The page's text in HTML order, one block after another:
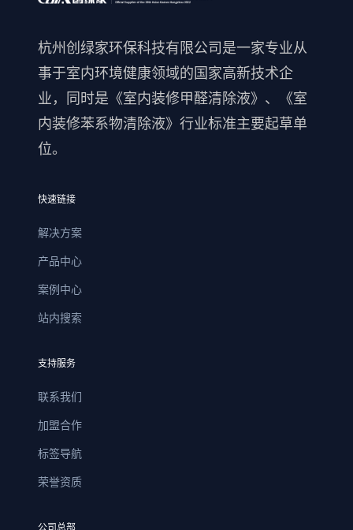
杭州创绿家环保科技有限公司是一家专业从
事于室内环境健康领域的国家高新技术企
业，同时是《室内装修甲醛清除液》、《室
内装修苯系物清除液》行业标准主要起草单
位。
快速链接
解决方案
产品中心
案例中心
站内搜索
支持服务
联系我们
加盟合作
标签导航
荣誉资质